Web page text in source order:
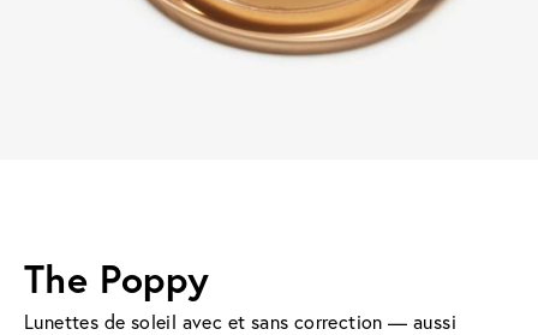
The Poppy
Lunettes de soleil avec et sans correction — aussi